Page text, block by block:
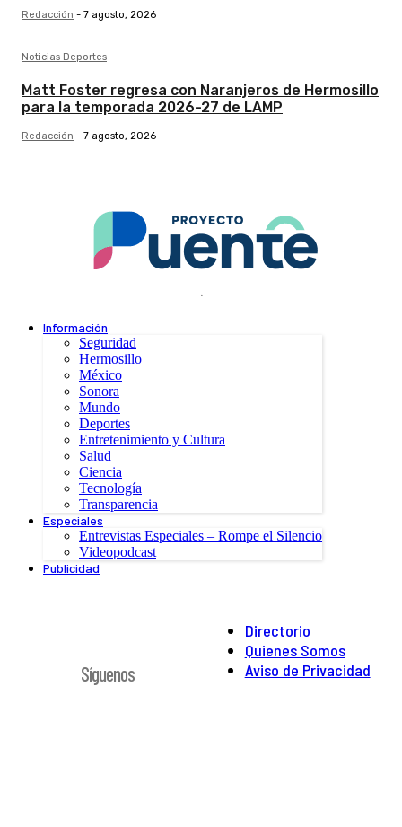
Redacción - 7 agosto, 2026
Noticias Deportes
Matt Foster regresa con Naranjeros de Hermosillo
para la temporada 2026-27 de LAMP
Redacción - 7 agosto, 2026
.
Información
Seguridad
Hermosillo
México
Sonora
Mundo
Deportes
Entretenimiento y Cultura
Salud
Ciencia
Tecnología
Transparencia
Especiales
Entrevistas Especiales – Rompe el Silencio
Videopodcast
Publicidad
Directorio
Quienes Somos
Aviso de Privacidad
Síguenos